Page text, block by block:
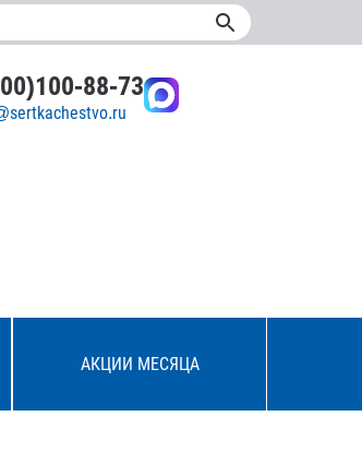
88-73
АКЦИИ МЕСЯЦА